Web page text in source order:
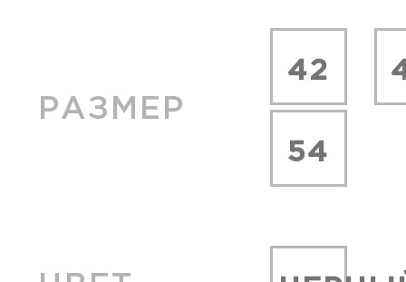
РАЗМЕР
42
54